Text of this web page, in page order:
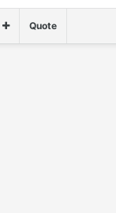
Quote